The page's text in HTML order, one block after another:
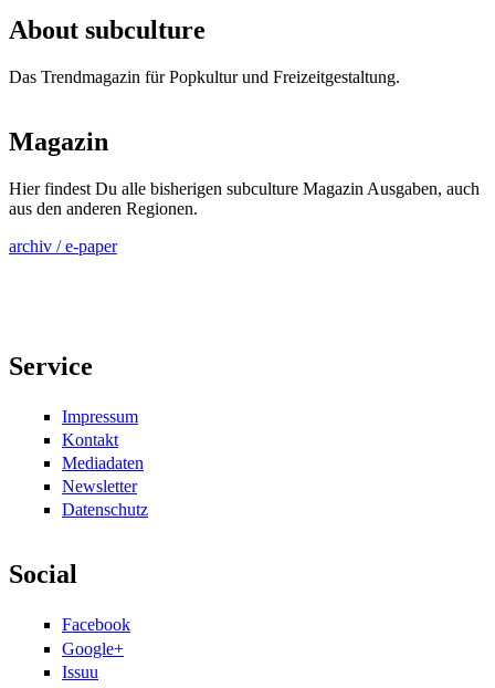
About subculture
Das Trendmagazin für Popkultur und Freizeitgestaltung.
Magazin
Hier findest Du alle bisherigen subculture Magazin Ausgaben, auch
aus den anderen Regionen.
archiv / e-paper
Service
Impressum
Kontakt
Mediadaten
Newsletter
Datenschutz
Social
Facebook
Google+
Issuu